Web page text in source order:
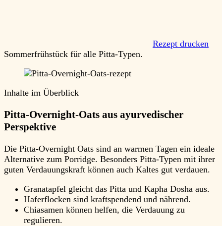
Rezept drucken
Sommerfrühstück für alle Pitta-Typen.
Inhalte im Überblick
Pitta-Overnight-Oats aus ayurvedischer
Perspektive
Die Pitta-Overnight Oats sind an warmen Tagen ein ideale
Alternative zum Porridge. Besonders Pitta-Typen mit ihrer
guten Verdauungskraft können auch Kaltes gut verdauen.
Granatapfel gleicht das Pitta und Kapha Dosha aus.
Haferflocken sind kraftspendend und nährend.
Chiasamen können helfen, die Verdauung zu
regulieren.